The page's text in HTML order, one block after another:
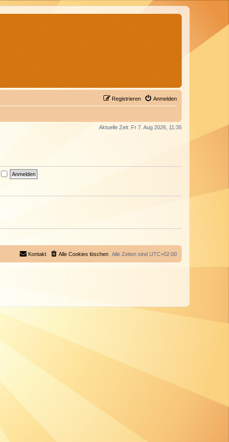
Anmelden
Registrieren
Aktuelle Zeit: Fr 7. Aug 2026, 11:35
Alle Zeiten sind UTC+02:00
Alle Cookies löschen
Kontakt